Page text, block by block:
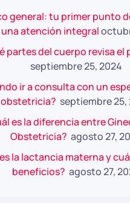
general: tu primer punto
una atención integral
partes del cuerpo revisa el
septiembre 25, 2024
ir a consulta con un
obstetricia? septiembre 25,
es la diferencia entre
Obstetricia? agosto 27,
la lactancia materna y
beneficios? agosto 27,